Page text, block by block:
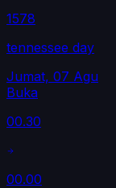
1578
tennessee day
Jumat, 07 Agu
Buka
00.30
00.00